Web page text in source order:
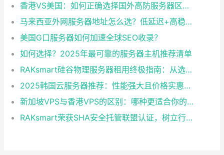
香港VS美国：如何正确选择国外高防服务器区域？
马来西亚外网服务器地址怎么选？低延迟+高稳定性方案推荐
美国G口服务器如何加速全球SEO收录？
如何选择？2025年最可靠的服务器主机推荐清单
RAKsmart硅谷物理服务器租用终极指南：从选型到部署的专业攻略
2025韩国云服务器推荐：性能强大且价格实惠的必备选择
新加坡VPS与香港VPS的区别：哪种更适合你的业务？
RAKsmart荣获SHA安全托管联盟认证，树立行业安全与可靠性新标杆